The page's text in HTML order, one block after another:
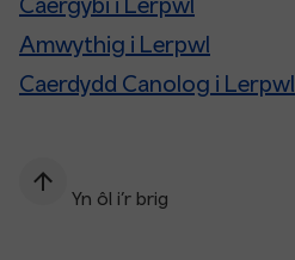
Amwythig i Lerpwl
Caerdydd Canolog i Lerpwl
Yn ôl i’r brig